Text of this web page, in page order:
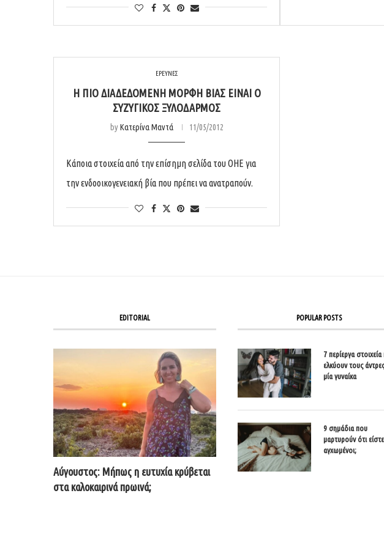
ΕΡΕΥΝΕΣ
Η ΠΙΟ ΔΙΑΔΕΔΟΜΈΝΗ ΜΟΡΦΉ ΒΊΑΣ ΕΊΝΑΙ Ο
ΣΥΖΥΓΙΚΌΣ ΞΥΛΟΔΑΡΜΌΣ
byΚατερίνα Μαντά 11/05/2012
Κάποια στοιχεία από την επίσημη σελίδα του ΟΗΕ για
την ενδοοικογενειακή βία που πρέπει να ανατραπούν.
EDITORIAL
Αύγουστος: Μήπως η ευτυχία κρύβεται
στα καλοκαιρινά πρωινά;
POPULAR POSTS
7 περίεργα
ελκύουν τους
μία γυναίκα
9 σημάδια που
μαρτυρούν ότι είστε
αγχωμένοι;